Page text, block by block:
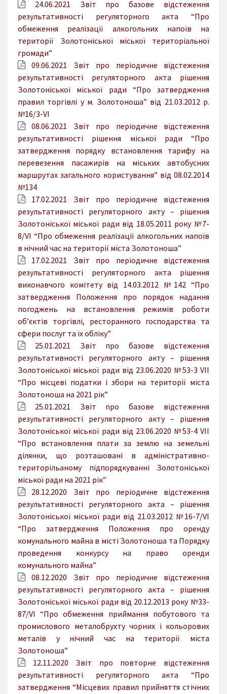
24.06.2021 Звіт про базове відстеження
результативності регуляторного акта “Про
обмеження реалізації алкогольних напоїв на
території Золотоніської міської територіальної
громади”
09.06.2021 Звіт про періодичне відстеження
результативності регуляторного акта рішення
Золотоніської міської ради “Про затвердження
правил торгівлі у м. Золотоноша” від 21.03.2012 р.
№16/3-VI
08.06.2021 Звіт про періодичне відстеження
результативності рішення міської ради “Про
затвердження порядку встановлення тарифу на
перевезення пасажирів на міських автобусних
маршрутах загального користування” від 08.02.2014
№134
17.02.2021 Звіт про періодичне відстеження
результативності регуляторного акту – рішення
Золотоніської міської ради від 18.05.2011 року №7-
8/VI “Про обмеження реалізації алкогольних напоїв
в нічний час на території міста Золотоноша”
17.02.2021 Звіт про періодичне відстеження
результативності регуляторного акта рішення
виконавчого комітету від 14.03.2012 №142 “Про
затвердження Положення про порядок надання
погоджень на встановлення режимів роботи
об’єктів торгівлі, ресторанного господарства та
сфери послуг та їх обліку”
25.01.2021 Звіт про базове відстеження
результативності регуляторного акту – рішення
Золотоніської міської ради від 23.06.2020 №53-3 VII
“Про місцеві податки і збори на території міста
Золотоноша на 2021 рік”
25.01.2021 Звіт npo базове відстеження
результативності регуляторного акту – рішення
Золотоніської міської ради від 23.06.2020 №53-4 VII
“Про встановлення плати за землю на земельні
ділянки, що розташовані в адміністративно-
територільаному підпорядкуванні Золотоніської
міської ради на 2021 рік”
28.12.2020 Звіт про періодичне відстеження
результативності регуляторного акта – рішення
Золотоніської міської ради від 21.03.2012 №16-7/VI
“Про затвердження Положення про оренду
комунального майна в місті Золотоноша та Порядку
проведення конкурсу на право оренди
комунального майна”
08.12.2020 Звіт про періодичне відстеження
результативності регуляторного акта – рішення
Золотоніської міської ради від 20.12.2013 року №33-
87/VI “Про обмеження приймання побутового та
промислового металобрухту чорних і кольорових
металів у нічний час на території міста
Золотоноша”
12.11.2020 Звіт про повторне відстеження
результативності регуляторного акта “Про
затвердження “Місцевих правил прийняття стічних